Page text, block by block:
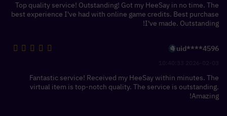
Top quality service! Outstanding! Got my HeeSay in no time. The
best experience I've had with online game credits. Best purchase
I've made. Outstanding!
uid****4596
Fantastic service! Received my HeeSay within minutes. The
virtual item is top-notch quality. The service is outstanding.
Amazing!